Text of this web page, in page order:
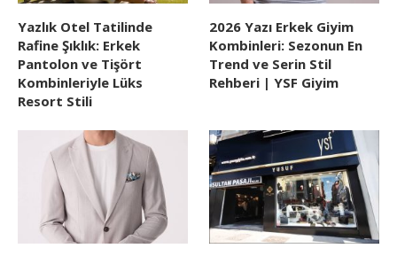
Yazlık Otel Tatilinde
Rafine Şıklık: Erkek
Pantolon ve Tişört
Kombinleriyle Lüks
Resort Stili
2026 Yazı Erkek Giyim
Kombinleri: Sezonun En
Trend ve Serin Stil
Rehberi | YSF Giyim